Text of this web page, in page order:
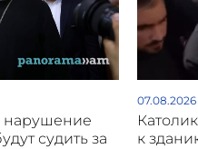
нарушение
судить за
07.08.2026
к